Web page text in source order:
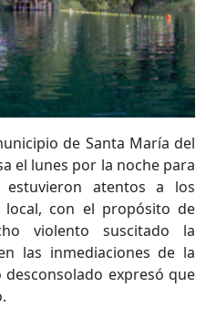
de Santa María del
el lunes por la noche para
atentos a los
con el propósito de
violento suscitado la
las inmediaciones de la
expresó que